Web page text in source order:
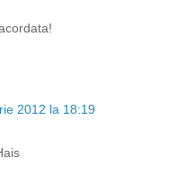
2012 la 18:19